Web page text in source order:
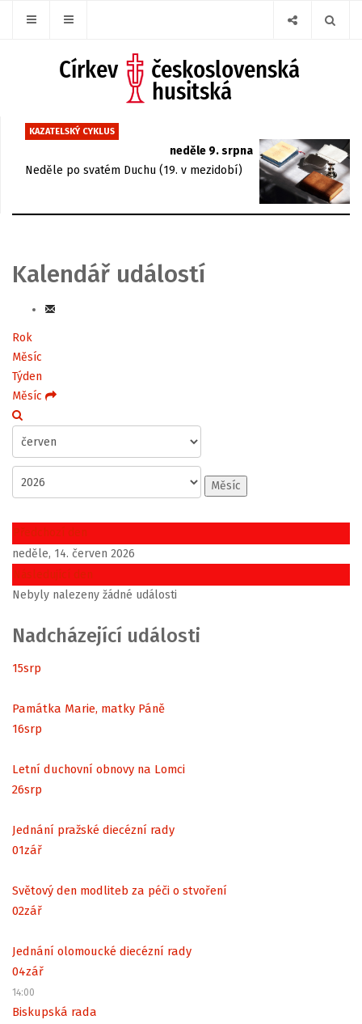
KAZATELSKÝ CYKLUS
neděle 9. srpna
Neděle po svatém Duchu (19. v mezidobí)
Kalendář událostí
Rok
Měsíc
Týden
Měsíc
Měsíc
Předchozí den
neděle, 14. červen 2026
Následující den
Nebyly nalezeny žádné události
Nadcházející události
15srp
Památka Marie, matky Páně
16srp
Letní duchovní obnovy na Lomci
26srp
Jednání pražské diecézní rady
01zář
Světový den modliteb za péči o stvoření
02zář
Jednání olomoucké diecézní rady
04zář
14:00
Biskupská rada